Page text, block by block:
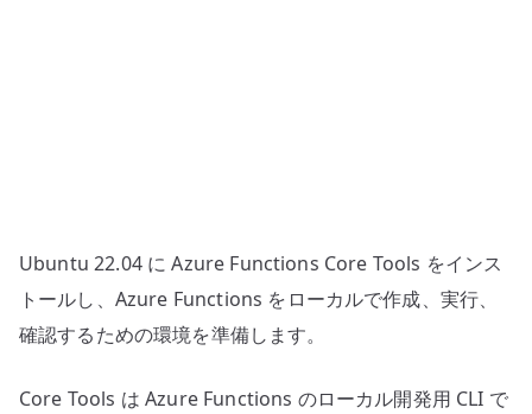
へ
の
Ubuntu 22.04 に Azure Functions Core Tools をインス
トールし、Azure Functions をローカルで作成、実行、
確認するための環境を準備します。
Core Tools は Azure Functions のローカル開発用 CLI で